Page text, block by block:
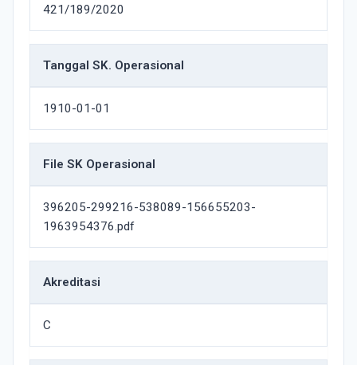
421/189/2020
Tanggal SK. Operasional
1910-01-01
File SK Operasional
396205-299216-538089-156655203-
1963954376.pdf
Akreditasi
C